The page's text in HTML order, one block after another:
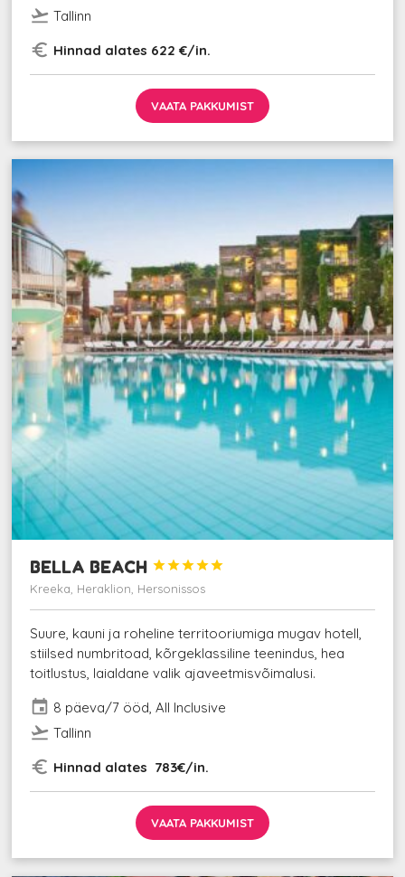
flight_takeoff Tallinn
euro_symbol Hinnad alates 622 €/in.
VAATA PAKKUMIST
BELLA BEACH 




Kreeka, Heraklion, Hersonissos
Suure, kauni ja roheline territooriumiga mugav hotell,
stiilsed numbritoad, kõrgeklassiline teenindus, hea
toitlustus, laialdane valik ajaveetmisvõimalusi.
event 8 päeva/7 ööd, All Inclusive
flight_takeoff Tallinn
euro_symbol Hinnad alates 783€/in.
VAATA PAKKUMIST